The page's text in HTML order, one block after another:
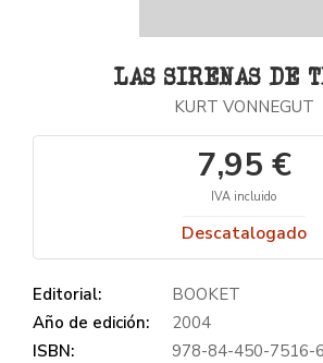
LAS SIRENAS DE
KURT VONNEGUT
7,95 €
IVA incluido
Descatalogado
Editorial:
BOOKET
Año de edición:
2004
ISBN:
978-84-450-7516-6